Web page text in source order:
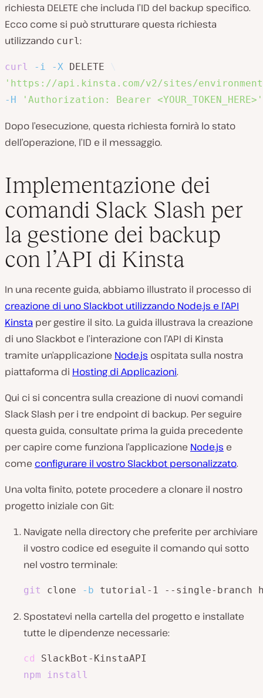
richiesta DELETE che includa l’ID del backup specifico.
Ecco come si può strutturare questa richiesta
utilizzando curl:
curl -i -X DELETE
'https://api.kinsta.com/v2/sites/
-H
'Authorization: Bearer <YOUR_TOKEN_HERE>'
Dopo l’esecuzione, questa richiesta fornirà lo stato
dell’operazione, l’ID e il messaggio.
Implementazione dei
comandi Slack Slash per
la gestione dei backup
con l’API di Kinsta
In una recente guida, abbiamo illustrato il processo di
creazione di uno Slackbot utilizzando Node.js e l’API
Kinsta per gestire il sito. La guida illustrava la creazione
di uno Slackbot e l’interazione con l’API di Kinsta
tramite un’applicazione Node.js ospitata sulla nostra
piattaforma di Hosting di Applicazioni.
Qui ci si concentra sulla creazione di nuovi comandi
Slack Slash per i tre endpoint di backup. Per seguire
questa guida, consultate prima la guida precedente
per capire come funziona l’applicazione Node.js e
come configurare il vostro Slackbot personalizzato.
Una volta finito, potete procedere a clonare il nostro
progetto iniziale con Git:
Navigate nella directory che preferite per archiviare
il vostro codice ed eseguite il comando qui sotto
nel vostro terminale:
git clone -b tutorial-1 --single-branch
Spostatevi nella cartella del progetto e installate
tutte le dipendenze necessarie:
cd
npm
install